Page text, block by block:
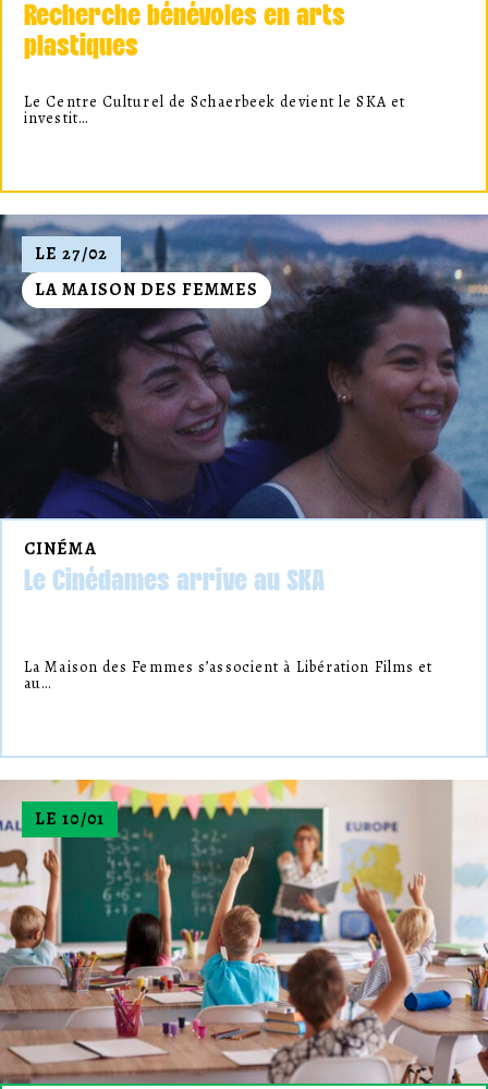
Recherche bénévoles en arts
plastiques
Le Centre Culturel de Schaerbeek devient le SKA et
investit…
LE 27/02
LA MAISON DES FEMMES
CINÉMA
Le Cinédames arrive au SKA
La Maison des Femmes s’associent à Libération Films et
au…
LE 10/01